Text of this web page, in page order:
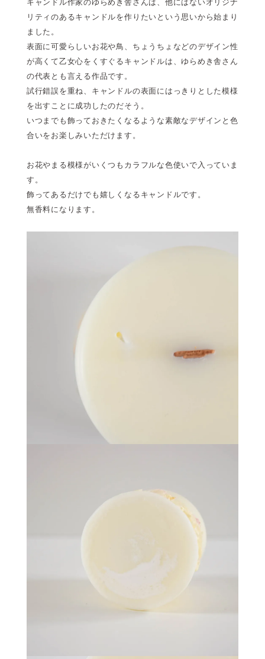
キャンドル作家のゆらめき舎さんは、他にはないオリジナ
リティのあるキャンドルを作りたいという思いから始まり
ました。
表面に可愛らしいお花や鳥、ちょうちょなどのデザイン性
が高くて乙女心をくすぐるキャンドルは、ゆらめき舎さん
の代表とも言える作品です。
試行錯誤を重ね、キャンドルの表面にはっきりとした模様
を出すことに成功したのだそう。
いつまでも飾っておきたくなるような素敵なデザインと色
合いをお楽しみいただけます。
お花やまる模様がいくつもカラフルな色使いで入っていま
す。
飾ってあるだけでも嬉しくなるキャンドルです。
無香料になります。